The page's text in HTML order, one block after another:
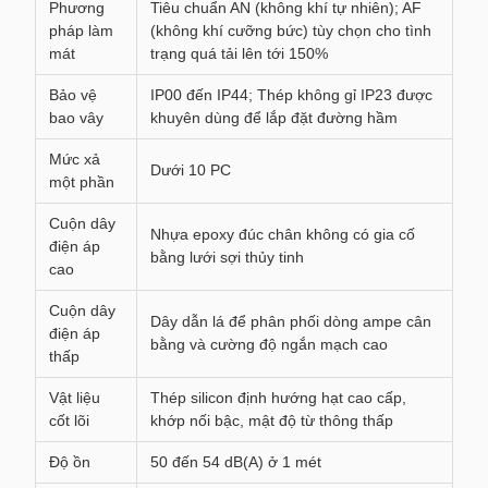
Phương
pháp làm
mát
Tiêu chuẩn AN (không khí tự nhiên); AF
(không khí cưỡng bức) tùy chọn cho tình
trạng quá tải lên tới 150%
Bảo vệ
bao vây
IP00 đến IP44; Thép không gỉ IP23 được
khuyên dùng để lắp đặt đường hầm
Mức xả
một phần
Dưới 10 PC
Cuộn dây
điện áp
cao
Nhựa epoxy đúc chân không có gia cố
bằng lưới sợi thủy tinh
Cuộn dây
điện áp
thấp
Dây dẫn lá để phân phối dòng ampe cân
bằng và cường độ ngắn mạch cao
Vật liệu
cốt lõi
Thép silicon định hướng hạt cao cấp,
khớp nối bậc, mật độ từ thông thấp
Độ ồn 50 đến 54 dB(A) ở 1 mét